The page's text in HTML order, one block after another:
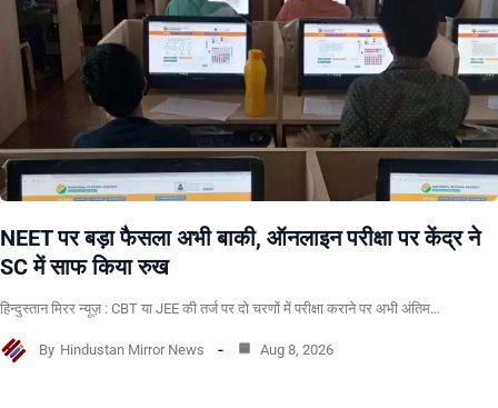
NEET पर बड़ा फैसला अभी बाकी, ऑनलाइन परीक्षा पर केंद्र ने
SC में साफ किया रुख
हिन्दुस्तान मिरर न्यूज़ : CBT या JEE की तर्ज पर दो चरणों में परीक्षा कराने पर अभी अंतिम…
By Hindustan Mirror News Aug 8, 2026